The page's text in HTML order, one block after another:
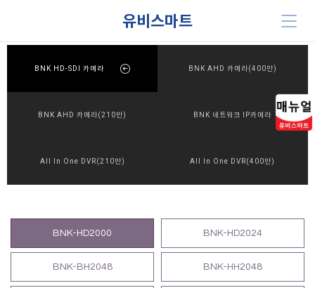
유비스마트
BNK HD-SDI 카메라 BNK AHD 카메라(400만)
BNK AHD 카메라(210만) BNK 네트워크 IP카메라
All In One DVR(210만) All In One DVR(400만)
BNK-HD2000 BNK-HD2024
BNK-BH2048 BNK-HH2048